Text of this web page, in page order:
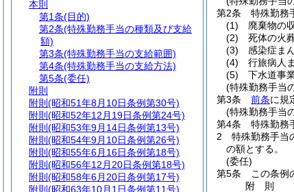
第2条
特殊勤務
(1)
廃棄物の
(2)
死体の火
(3)
感染症ま
(4)
行旅病人
(5)
下水道事
(特殊勤務手当
第3条
前条に規
(特殊勤務手当
第4条
特殊勤務
2
特殊勤務手当
の額とする。
(委任)
第5条
この条例
附 則
本則
第1条(目的)
第2条(特殊勤務手当の種類及び支給
額)
第3条(特殊勤務手当の支給範囲)
第4条(特殊勤務手当の支給方法)
第5条(委任)
附則
附則 (昭和51年8月10日条例第30号)
附則 (昭和52年12月19日条例第24号)
附則 (昭和53年9月14日条例第13号)
附則 (昭和54年9月10日条例第26号)
附則 (昭和55年6月16日条例第18号)
附則 (昭和56年12月20日条例第18号)
附則 (昭和58年6月20日条例第17号)
附則 (昭和63年10月1日条例第11号)